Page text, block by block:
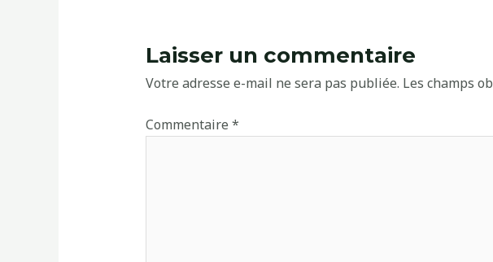
Laisser un commentaire
Votre adresse e-mail ne sera pas publiée. Les champs
Commentaire *